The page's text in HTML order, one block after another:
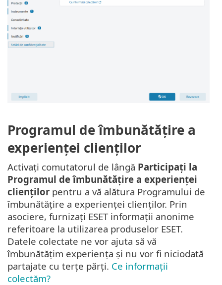
Programul de îmbunătățire a
experienței clienților
Activați comutatorul de lângă Participați la
Programul de îmbunătățire a experienței
clienților pentru a vă alătura Programului de
îmbunătățire a experienței clienților. Prin
asociere, furnizați ESET informații anonime
referitoare la utilizarea produselor ESET.
Datele colectate ne vor ajuta să vă
îmbunătățim experiența și nu vor fi niciodată
partajate cu terțe părți. Ce informații
colectăm?